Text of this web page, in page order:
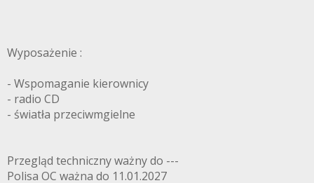
Wyposażenie :
- Wspomaganie kierownicy
- radio CD
- światła przeciwmgielne
Przegląd techniczny ważny do ---
Polisa OC ważna do 11.01.2027